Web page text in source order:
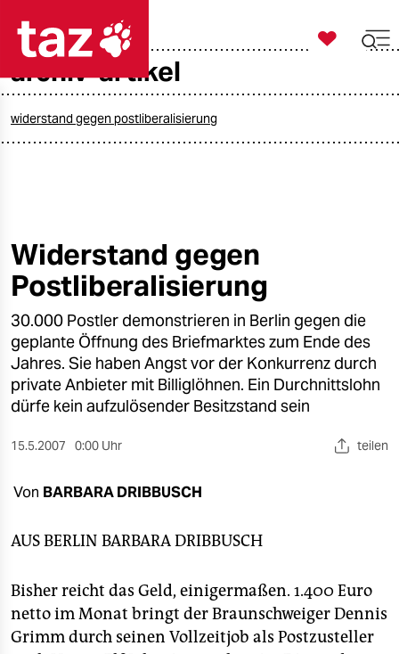
taz zahl ich
öko
gesellschaft
kultur
sport
berlin
nord
wahrheit
veranstaltungen

taz zahl ich
archiv-artikel
widerstand gegen postliberalisierung
Widerstand gegen
Postliberalisierung
30.000 Postler demonstrieren in Berlin gegen die
geplante Öffnung des Briefmarktes zum Ende des
Jahres. Sie haben Angst vor der Konkurrenz durch
private Anbieter mit Billiglöhnen. Ein Durchnittslohn
dürfe kein aufzulösender Besitzstand sein
15.5.2007 0:00 Uhr teilen
Von BARBARA DRIBBUSCH
AUS BERLIN BARBARA DRIBBUSCH
Bisher reicht das Geld, einigermaßen. 1.400 Euro
netto im Monat bringt der Braunschweiger Dennis
Grimm durch seinen Vollzeitjob als Postzusteller